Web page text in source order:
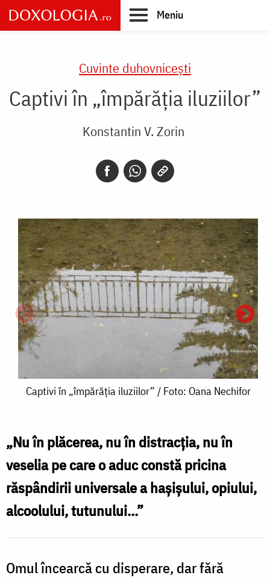
Skip
to
main
Meniu
Cuvinte duhovnicești
Captivi în „împărăția iluziilor”
Konstantin V. Zorin
Captivi
„împărăția
iluziilor”
/
Foto:
Oana
Nechifor
Captivi în „împărăția iluziilor” / Foto: Oana Nechifor
„Nu în plăcerea, nu în distracția, nu în
veselia pe care o aduc constă pricina
răspândirii universale a hașișului, opiului,
alcoolului, tutunului...”
Omul încearcă cu disperare, dar fără